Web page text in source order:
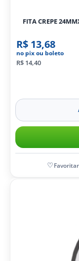
FITA CREPE
R$ 13,68
no pix ou boleto
R$ 14,40